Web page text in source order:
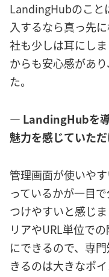
LandingHubのこと
入するなら真っ先
社も少しは耳にし
からも安心感があ
た。
― LandingHubを導
魅力を感じていた
管理画面が使いや
っているかが一目
つけやすいと感じ
リアやURL単位で
にできるので、専
きるのは大きなポイ